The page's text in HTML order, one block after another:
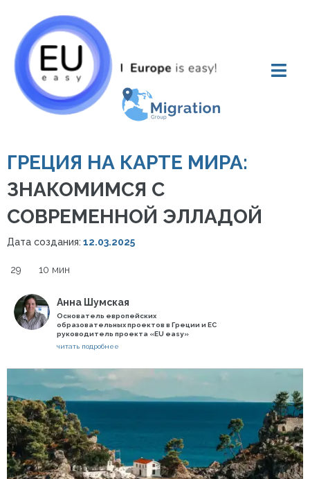
ГРЕЦИЯ НА КАРТЕ МИРА:
ЗНАКОМИМСЯ С
СОВРЕМЕННОЙ ЭЛЛАДОЙ
Дата создания: 12.03.2025
29 10 мин
Анна Шумская
Основатель европейских
образовательных проектов в Греции и ЕС
руководитель проекта «EU easy»
читать подробнее